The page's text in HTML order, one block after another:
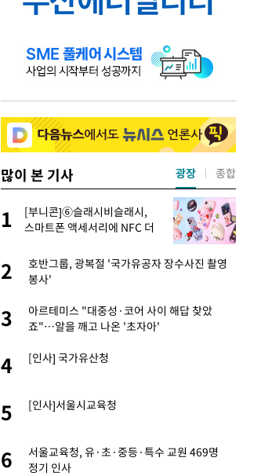
많이 본 기사
1
[부니콘]⑥슬래시비슬래시,
스마트폰 액세서리에 NFC 더
2
호반그룹, 광복절 '국가유공자 장수사진 촬영
봉사'
3
아르테미스 "대중성·코어 사이 해답 찾았
죠"…알을 깨고 나온 '초자아'
4 [인사] 국가유산청
5 [인사]서울시교육청
6
서울교육청, 유·초·중등·특수 교원 469명
정기 인사
광장 종합